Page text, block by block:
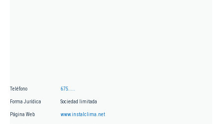
Teléfono 675.....
Forma Jurídica Sociedad limitada
Página Web www.instalclima.net